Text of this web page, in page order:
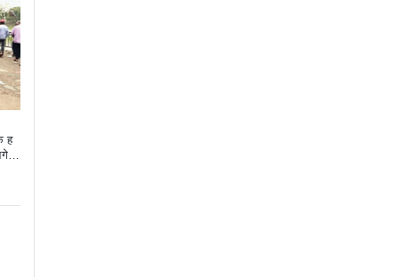
ह
न